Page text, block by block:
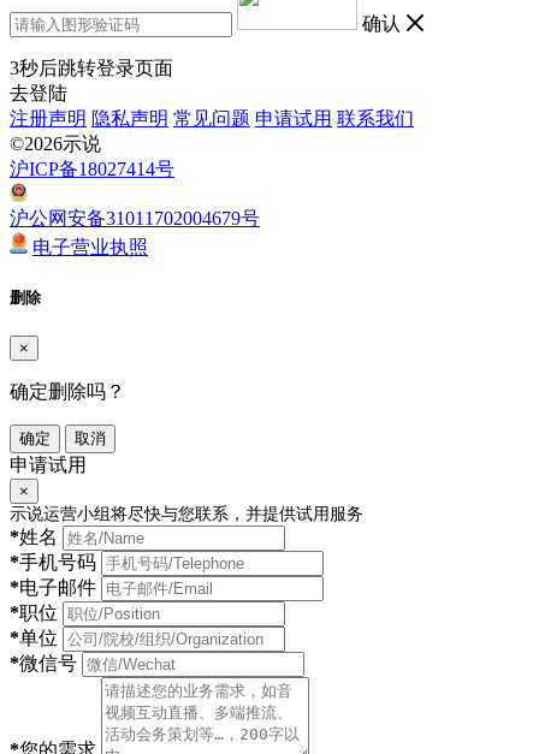
确认
3秒后跳转登录页面
去登陆
注册声明 隐私声明 常见问题 申请试用 联系我们
©2026示说
沪ICP备18027414号
沪公网安备31011702004679号
电子营业执照
删除
×
确定删除吗？
确定 取消
申请试用
×
示说运营小组将尽快与您联系，并提供试用服务
*姓名
*手机号码
*电子邮件
*职位
*单位
*微信号